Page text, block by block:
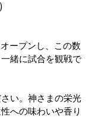
ープンし、この数
緒に試合を観戦で
い。神さまの栄光
への味わいや香り